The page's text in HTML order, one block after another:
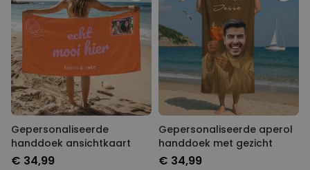
Gepersonaliseerde
handdoek ansichtkaart
€ 34,99
Gepersonaliseerde aperol
handdoek met gezicht
€ 34,99